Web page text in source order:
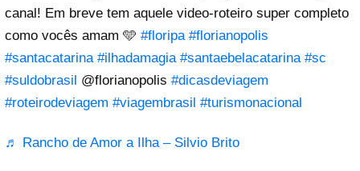
canal! Em breve tem aquele video-roteiro super completo
como vocês amam 🩵 #floripa #florianopolis
#santacatarina #ilhadamagia #santaebelacatarina #sc
#suldobrasil @florianopolis #dicasdeviagem
#roteirodeviagem #viagembrasil #turismonacional
♬ Rancho de Amor a Ilha – Silvio Brito